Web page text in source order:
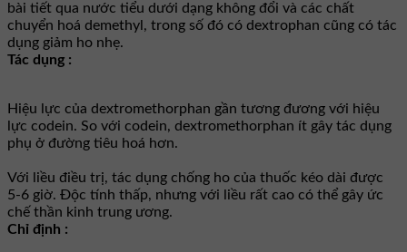
bài tiết qua nước tiểu dưới dạng không đổi và các chất
chuyển hoá demethyl, trong số đó có dextrophan cũng có tác
dụng giảm ho nhẹ.
Tác dụng :
Hiệu lực của dextromethorphan gần tương đương với hiệu
lực codein. So với codein, dextromethorphan ít gây tác dụng
phụ ở đường tiêu hoá hơn.
Với liều điều trị, tác dụng chống ho của thuốc kéo dài được
5-6 giờ. Độc tính thấp, nhưng với liều rất cao có thể gây ức
chế thần kinh trung ương.
Chỉ định :